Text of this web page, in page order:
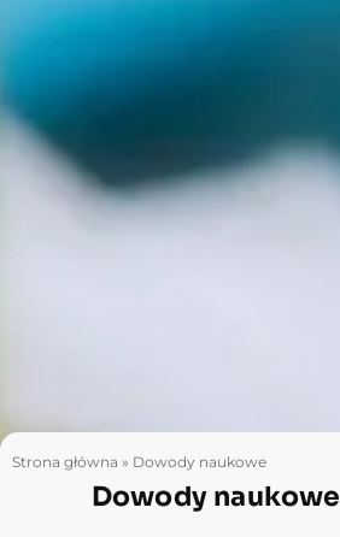
Strona główna » Dowody naukowe
Dowody naukowe